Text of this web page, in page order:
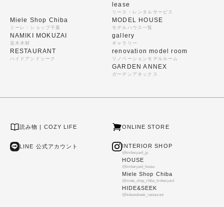
lease
リース・レンタルサービス
Miele Shop Chiba
ミーレ・ショップ千葉
NAMIKI MOKUZAI
並木木材
RESTAURANT
ハイドアンドシーク
MODEL HOUSE
モデルハウス一覧
gallery
ギャラリー
renovation model room
リノベーションモデルルーム
GARDEN ANNEX
ガーデンアネックス
読み物 | COZY LIFE ONLINE STORE
LINE 公式アカウント INTERIOR SHOP
@timberyard_jp
HOUSE
@timberyard_house
Miele Shop Chiba
@miele_shop_chiba_timberyard
HIDE&SEEK
@hideandseek_restaurant